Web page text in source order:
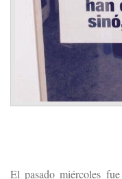
El pasado miércoles